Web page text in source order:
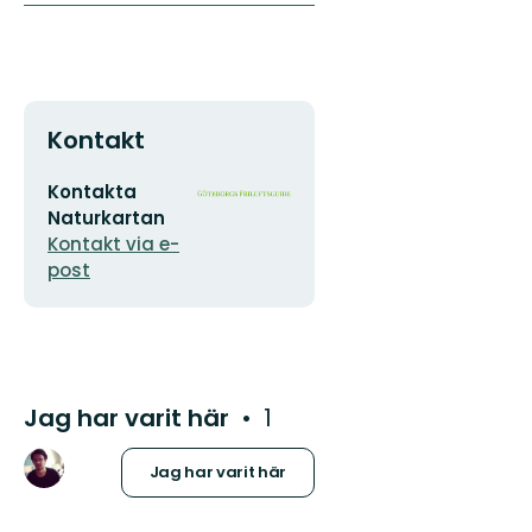
Kontakt
E-
postadress
Kontakta
Naturkartan
Kontakt via e-
post
Organisationens
Jag har varit här 1
Jag har varit här